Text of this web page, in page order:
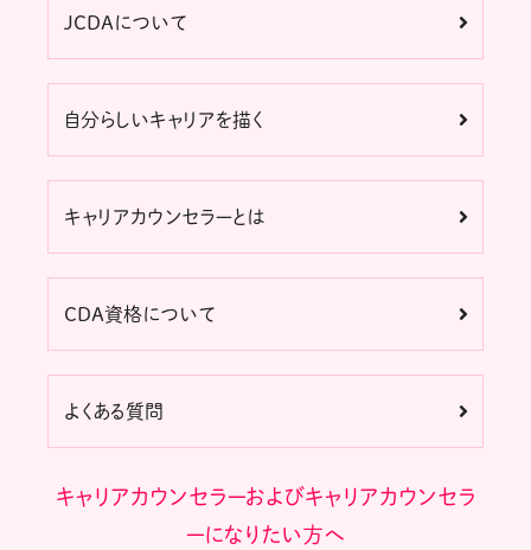
JCDAについて
自分らしいキャリアを描く
キャリアカウンセラーとは
CDA資格について
よくある質問
キャリアカウンセラーおよびキャリアカウンセラ
ーになりたい方へ